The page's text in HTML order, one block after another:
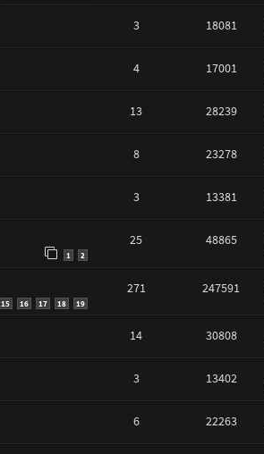
3 18081
4 17001
13 28239
8 23278
3 13381
1 2
25 48865
15 16 17 18 19
271 247591
14 30808
3 13402
6 22263